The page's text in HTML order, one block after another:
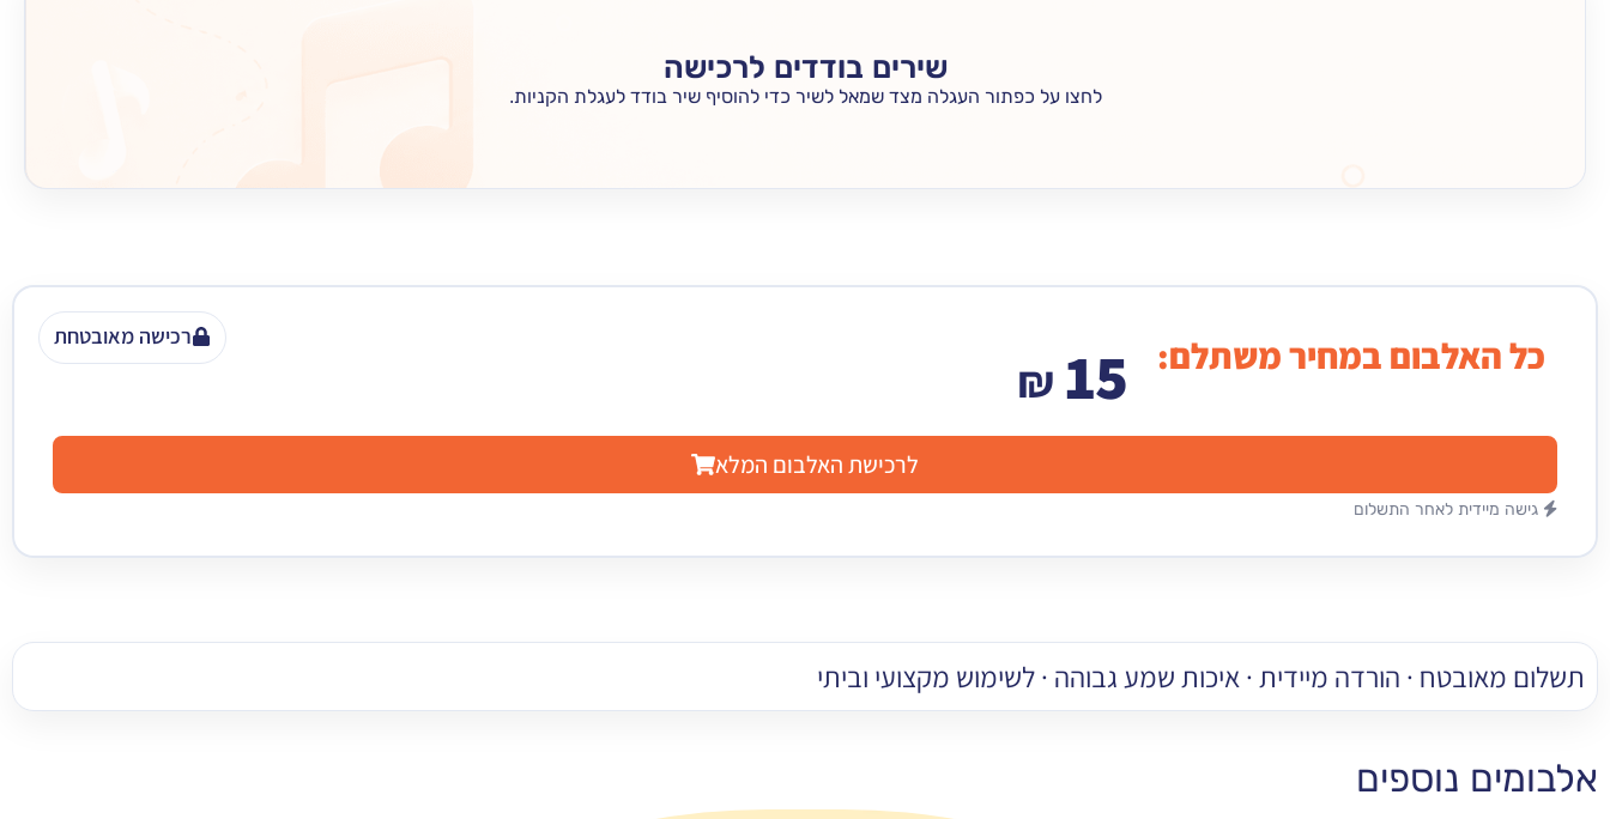
שירים בודדים לרכישה
לחצו על כפתור העגלה מצד שמאל לשיר כדי להוסיף שיר בודד לעגלת הקניות.
רכישה מאובטחת כל האלבום במחיר משתלם: ₪ 15
לרכישת האלבום המלא
גישה מיידית לאחר התשלום
תשלום מאובטח · הורדה מיידית · איכות שמע גבוהה · לשימוש מקצועי וביתי
אלבומים נוספים